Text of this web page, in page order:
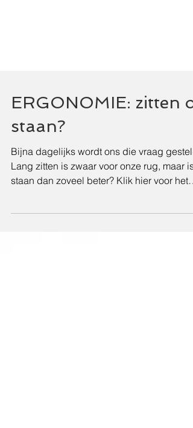
ERGONOMIE: zitten of
staan?
Bijna dagelijks wordt ons die vraag
Lang zitten is zwaar voor onze rug, maar is
antwoord